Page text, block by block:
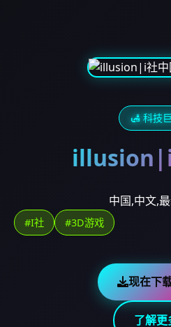
🛃 科技
illusion|i
中国,中文,
#I社 #3D游戏
现在下
了解更